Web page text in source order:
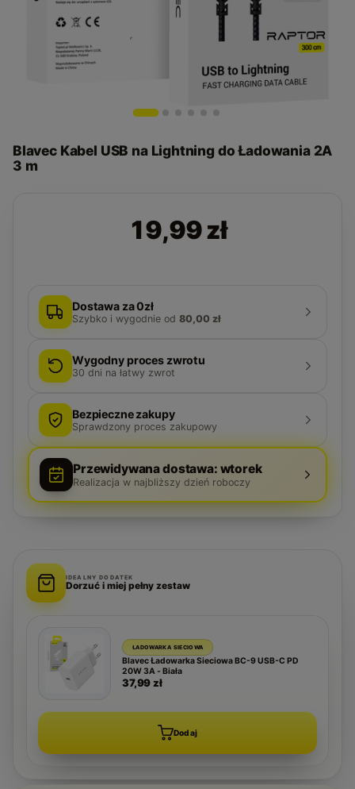
Blavec Kabel USB na Lightning do Ładowania 2A
3 m
19,99 zł
Dostawa za 0zł
Szybko i wygodnie od 80,00 zł
Wygodny proces zwrotu
30 dni na łatwy zwrot
Bezpieczne zakupy
Sprawdzony proces zakupowy
Przewidywana dostawa: wtorek
Realizacja w najbliższy dzień roboczy
IDEALNY DODATEK
Dorzuć i miej pełny zestaw
ŁADOWARKA SIECIOWA
Blavec Ładowarka Sieciowa BC-9 USB-C PD
20W 3A - Biała
37,99 zł
Dodaj